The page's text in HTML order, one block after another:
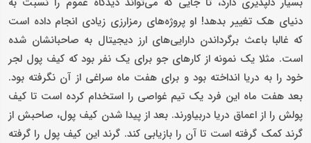
دنیای هک تغییر بدهد! او پروژه‌های رمزارزی زیادی انجام داده است
که غالبا باعث برگرداندن دارایی‌های ارز دیجیتال به صاحبانشان شده
است. مثلا یک نمونه از کارهای جو برای یک نفر بود که کیف پول لجر
خود را به دریا انداخته بود و برای هفت ماه سراغی از آن نگرفته بود.
بعد هفت ماه این فرد یک تیم غواصی را استخدام کرده است تا کیف
پولش را از اعماق دریا دربیاورند. بعد از پیدا شدن کیف پول، صاحبش از
گرند کمک گرفته است تا آن را بازیابی کند. گرند این کیف پول را گرفته